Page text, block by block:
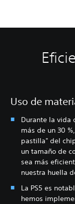
Uso de
Durante la vida
más de un 30
pastilla" del
un tamaño de
sea más
nuestra huella
La PS5 es
hemos